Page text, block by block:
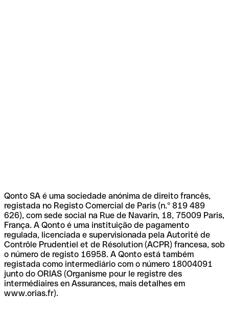
Qonto SA é uma sociedade anónima de direito francês,
registada no Registo Comercial de Paris (n.º 819 489
626), com sede social na Rue de Navarin, 18, 75009 Paris,
França. A Qonto é uma instituição de pagamento
regulada, licenciada e supervisionada pela Autorité de
Contrôle Prudentiel et de Résolution (ACPR) francesa, sob
o número de registo 16958. A Qonto está também
registada como intermediário com o número 18004091
junto do ORIAS (Organisme pour le registre des
intermédiaires en Assurances, mais detalhes em
www.orias.fr).